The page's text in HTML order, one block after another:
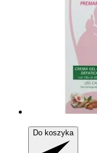
Do koszyka